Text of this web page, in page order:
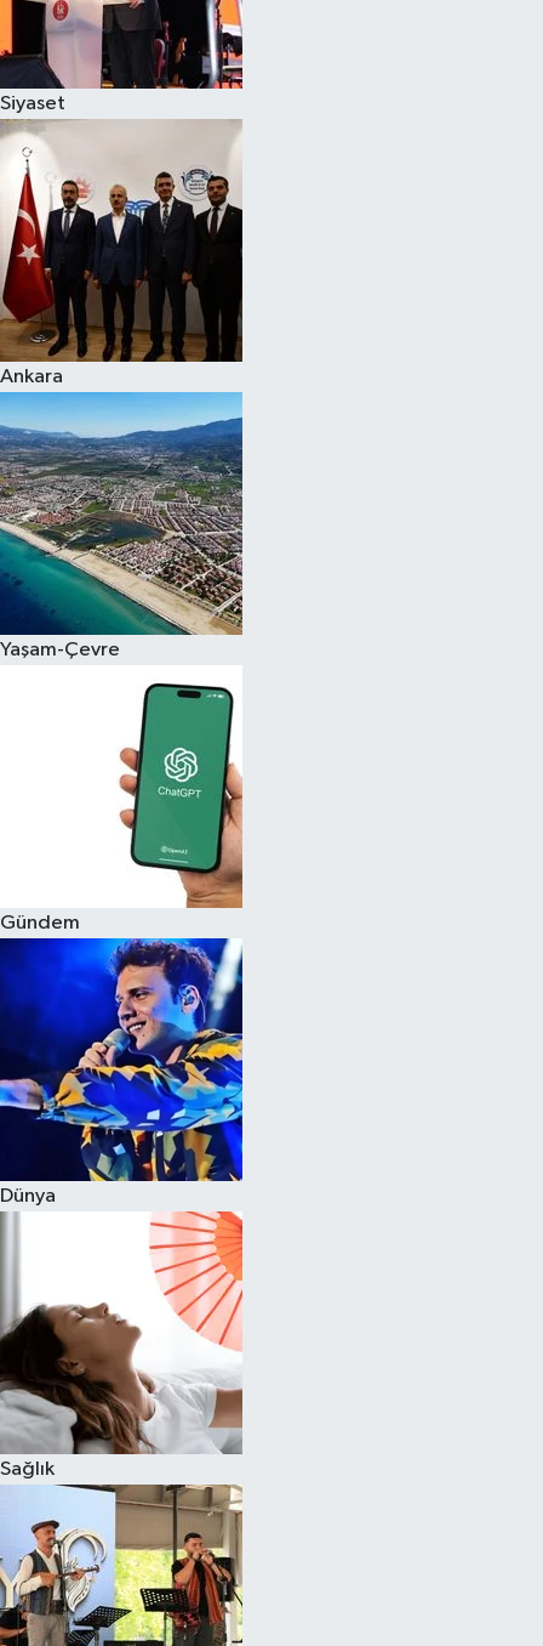
Siyaset
Ankara
Yaşam-Çevre
Gündem
Dünya
Sağlık
Spor
Eğitim
Hava Durumu
Kadın
Kim kimdir?
Kültür Sanat
Sağlık
Siyaset
Teknoloji
Televizyon
Yaşam-Çevre